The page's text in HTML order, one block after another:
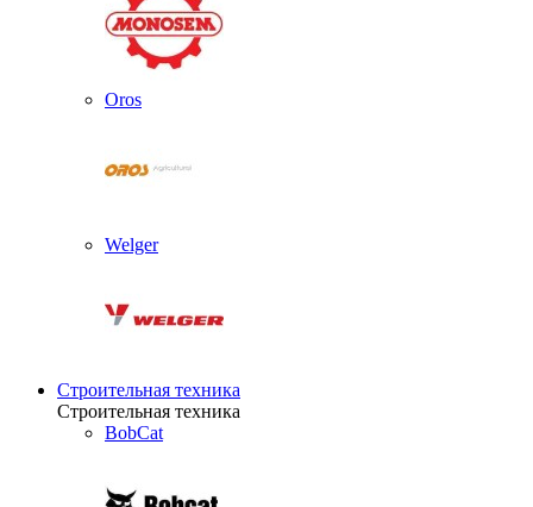
Oros
Welger
Строительная техника
Строительная техника
BobCat